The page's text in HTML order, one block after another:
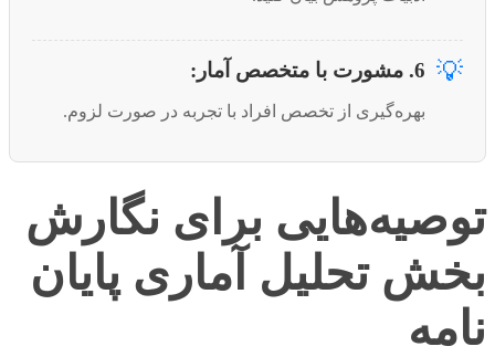
💡 6. مشورت با متخصص آمار:
بهره‌گیری از تخصص افراد با تجربه در صورت لزوم.
توصیه‌هایی برای نگارش
بخش تحلیل آماری پایان
نامه